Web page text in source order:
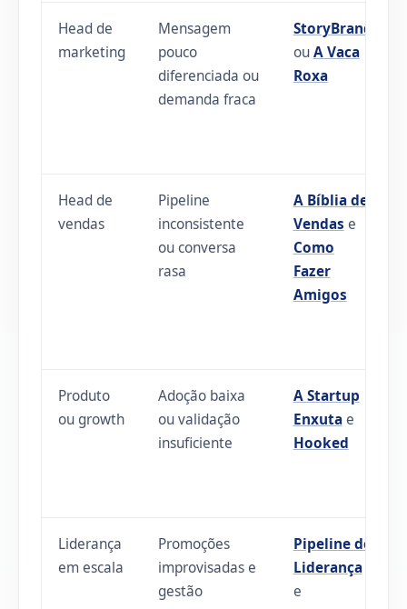
Head de
marketing
Mensagem
pouco
diferenciada ou
demanda fraca
StoryBrand
ouA Vaca
Roxa
Head de
vendas
Pipeline
inconsistente
ou conversa
rasa
A Bíblia de
Vendas e
Como
Fazer
Amigos
Produto
ou growth
Adoção baixa
ou validação
insuficiente
A Startup
Enxutae
Hooked
Liderança
em escala
Promoções
improvisadas e
gestão
Pipeline de
Liderança
e